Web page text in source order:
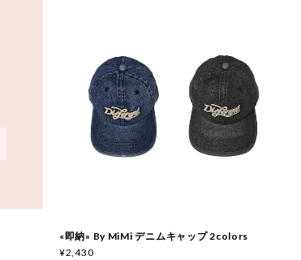
«即納» By MiMi デニムキャップ 2colors
¥2,430